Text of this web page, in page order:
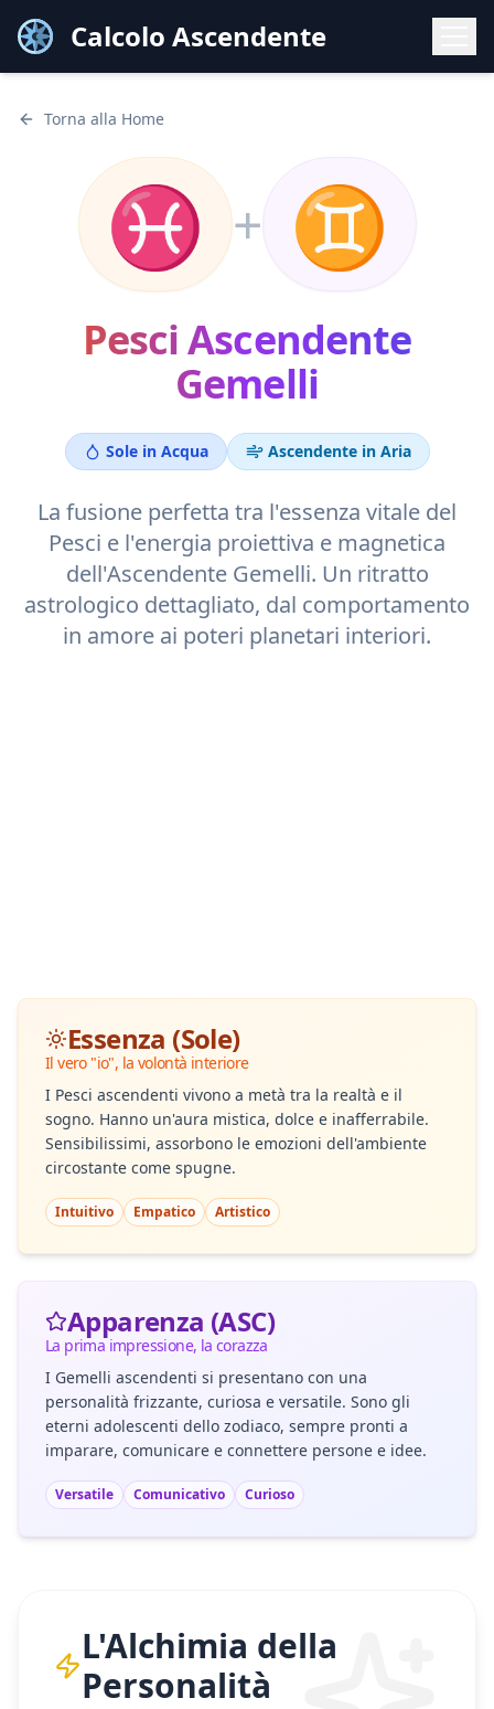
Calcolo Ascendente
Torna alla Home
♓ + ♊
PesciAscendente
Gemelli
Sole in Acqua Ascendente in Aria
La fusione perfetta tra l'essenza vitale del
Pesci e l'energia proiettiva e magnetica
dell'Ascendente Gemelli. Un ritratto
astrologico dettagliato, dal comportamento
in amore ai poteri planetari interiori.
Essenza (Sole)
Il vero "io", la volontà interiore
I Pesci ascendenti vivono a metà tra la realtà e il
sogno. Hanno un'aura mistica, dolce e inafferrabile.
Sensibilissimi, assorbono le emozioni dell'ambiente
circostante come spugne.
Intuitivo Empatico Artistico
Apparenza (ASC)
La prima impressione, la corazza
I Gemelli ascendenti si presentano con una
personalità frizzante, curiosa e versatile. Sono gli
eterni adolescenti dello zodiaco, sempre pronti a
imparare, comunicare e connettere persone e idee.
Versatile Comunicativo Curioso
L'Alchimia della
Personalità